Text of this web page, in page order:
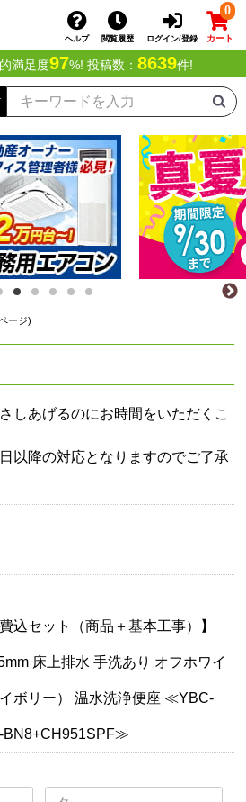
ヘルプ 閲覧履歴 ログイン/登録
0
カート
満足度97%! 投稿数： 8639件!
ージ)
しあげるのにお時間をいただくこ
以降の対応となりますのでご了承
込セット（商品＋基本工事）】
床上排水 手洗あり オフホワイ
ボリー） 温水洗浄便座 ≪YBC-
BN8+CH951SPF≫